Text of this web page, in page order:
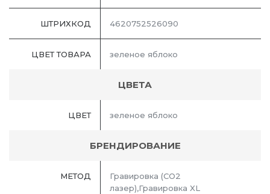
ШТРИХКОД 4620752526090
ЦВЕТ ТОВАРА зеленое яблоко
ЦВЕТА
ЦВЕТ зеленое яблоко
БРЕНДИРОВАНИЕ
МЕТОД
Гравировка (CO2
лазер),Гравировка XL